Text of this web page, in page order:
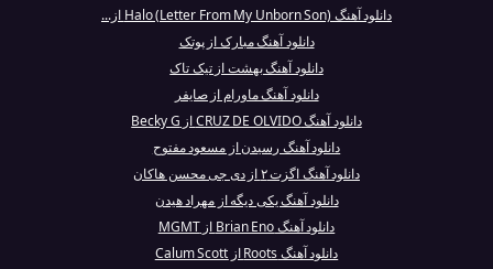
دانلود آهنگ Halo (Letter From My Unborn Son) از...
دانلود آهنگ مبارک از پوتک
دانلود آهنگ بهشت از تیک تاک
دانلود آهنگ ماورام از صایفر
دانلود آهنگ CRUZ DE OLVIDO از Becky G
دانلود آهنگ رسیدن از مسعود مفتوح
دانلود آهنگ اگزت ۲ از دی جی محسن هاکان
دانلود آهنگ یکی دیگه از مهراد هیدن
دانلود آهنگ Brian Eno از MGMT
دانلود آهنگ Roots از Calum Scott